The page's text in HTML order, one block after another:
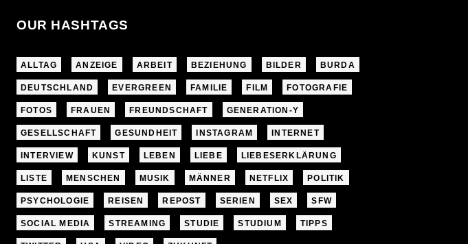
OUR HASHTAGS
ALLTAG ANZEIGE ARBEIT BEZIEHUNG BILDER BURDA
DEUTSCHLAND EVERGREEN FAMILIE FILM FOTOGRAFIE
FOTOS FRAUEN FREUNDSCHAFT GENERATION-Y
GESELLSCHAFT GESUNDHEIT INSTAGRAM INTERNET
INTERVIEW KUNST LEBEN LIEBE LIEBESERKLÄRUNG
LISTE MENSCHEN MUSIK MÄNNER NETFLIX POLITIK
PSYCHOLOGIE REISEN REPOST SERIEN SEX SFW
SOCIAL MEDIA STREAMING STUDIE STUDIUM TIPPS